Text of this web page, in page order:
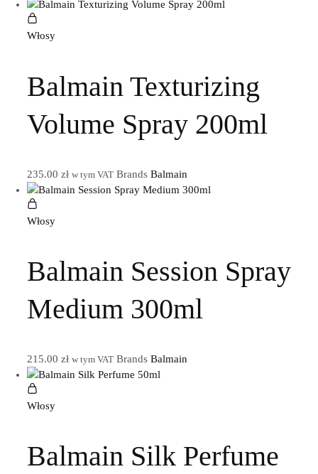
Włosy
Balmain Texturizing
Volume Spray 200ml
235.00 zł w tym VATBrands Balmain
Włosy
Balmain Session Spray
Medium 300ml
215.00 zł w tym VATBrands Balmain
Włosy
Balmain Silk Perfume